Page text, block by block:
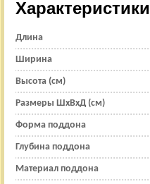
Характеристики
Длина
Ширина
Высота (см)
Размеры ШхВхД (см)
Форма поддона
Глубина поддона
Материал поддона